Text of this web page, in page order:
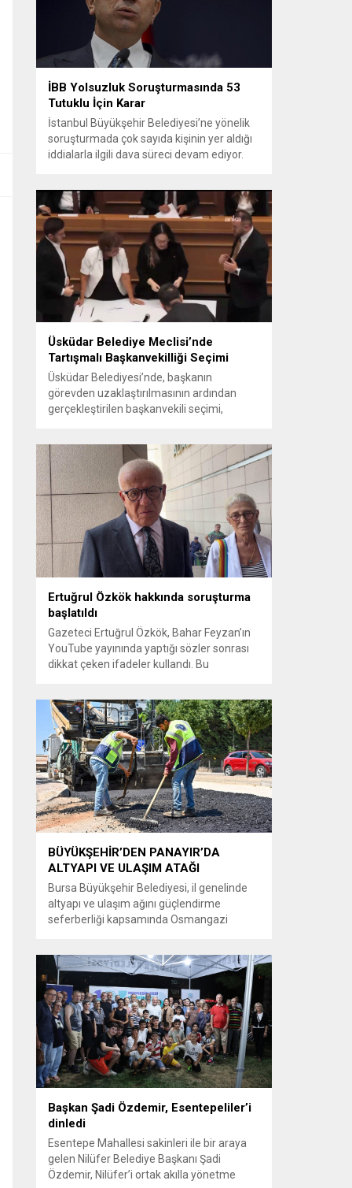
mücadele, bölgesel istikrar,...
İBB Yolsuzluk Soruşturmasında 53
Tutuklu İçin Karar
İstanbul Büyükşehir Belediyesi’ne yönelik
soruşturmada çok sayıda kişinin yer aldığı
iddialarla ilgili dava süreci devam ediyor.
değerlendirdi. İnceleme sonucunda,
aralarında Ekrem İmamoğlu’nun da
bulunduğu 53 tutuklu hakkında tutukluluk
hallerinin sürdürülmesine karar verildi.
İddialar ve değerlendirilen talepler
Soruşturma kapsamında sanıklara
yöneltilen...
Üsküdar Belediye Meclisi’nde
Tartışmalı Başkanvekilliği Seçimi
Üsküdar Belediyesi’nde, başkanın
görevden uzaklaştırılmasının ardından
gerçekleştirilen başkanvekili seçimi,
oylamada usul ve gizlilikle ilgili ciddi iddialar
ortaya atıldı; bazı oyların geçersiz
sayılması ve meclis içindeki yönlendirmeler
kamuoyunda tepkilere yol açtı. Seçim
sürecinde yaşanan gelişmeler, parti
grupları arasındaki gerilimi artırdı. CHP’nin...
Ertuğrul Özkök hakkında soruşturma
başlatıldı
Gazeteci Ertuğrul Özkök, Bahar Feyzan’ın
YouTube yayınında yaptığı sözler sonrası
dikkat çeken ifadeler kullandı. Bu
‘Cumhurbaşkanına hakaret’ suçundan
re’sen soruşturma başlatıldı. Özkök,
hakkındaki soruşturma kapsamında
Çağlayan’daki İstanbul Adalet Sarayı’na
giderek savcılığa ifade verdi. İfadesinin
ardından adliyeden ayrıldığı bildirildi.
Programdaki sözleri ve savunması...
BÜYÜKŞEHİR’DEN PANAYIR’DA
ALTYAPI VE ULAŞIM ATAĞI
Bursa Büyükşehir Belediyesi, il genelinde
altyapı ve ulaşım ağını güçlendirme
seferberliği kapsamında Osmangazi
Büyükşehir Belediyesi, BUSKİ Genel
Müdürlüğü ve Ulaşım Dairesi Başkanlığı
koordinasyonuyla Osmangazi ilçesine bağlı
Panayır Mahallesi 3’üncü Pınar
Caddesi’nde altyapı ve üstyapıyı yenileme
çalışmalarında sona yaklaştı. Bölgenin en...
Başkan Şadi Özdemir, Esentepeliler’i
dinledi
Esentepe Mahallesi sakinleri ile bir araya
gelen Nilüfer Belediye Başkanı Şadi
Özdemir, Nilüfer’i ortak akılla yönetme